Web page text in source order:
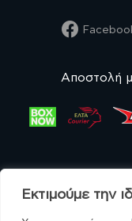
Εκτιμούμε την
Αποστολή